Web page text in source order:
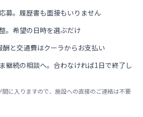
募。履歴書も面接もいりません
。希望の日時を選ぶだけ
酬と交通費はクーラからお支払い
継続の相談へ。合わなければ1日で終了し
間に入りますので、施設への直接のご連絡は不要